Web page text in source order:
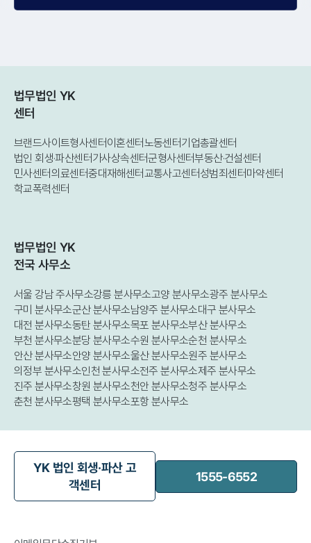
법무법인 YK
센터
브랜드사이트형사센터이혼센터노동센터기업총괄센터
법인 회생·파산센터가사상속센터군형사센터부동산·건설센터
민사센터의료센터중대재해센터교통사고센터성범죄센터마약센터
학교폭력센터
법무법인 YK
전국 사무소
서울 강남 주사무소강릉 분사무소고양 분사무소광주 분사무소
구미 분사무소군산 분사무소남양주 분사무소대구 분사무소
대전 분사무소동탄 분사무소목포 분사무소부산 분사무소
부천 분사무소분당 분사무소수원 분사무소순천 분사무소
안산 분사무소안양 분사무소울산 분사무소원주 분사무소
의정부 분사무소인천 분사무소전주 분사무소제주 분사무소
진주 분사무소창원 분사무소천안 분사무소청주 분사무소
춘천 분사무소평택 분사무소포항 분사무소
YK 법인 회생·파산 고
객센터
1555-6552